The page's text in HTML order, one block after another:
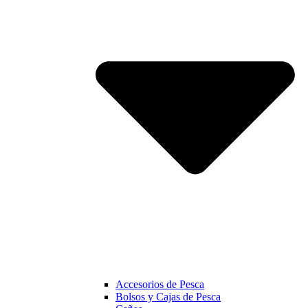
Accesorios de Pesca
Bolsos y Cajas de Pesca